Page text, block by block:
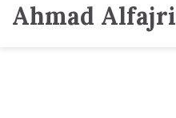
Ahmad Alfajri